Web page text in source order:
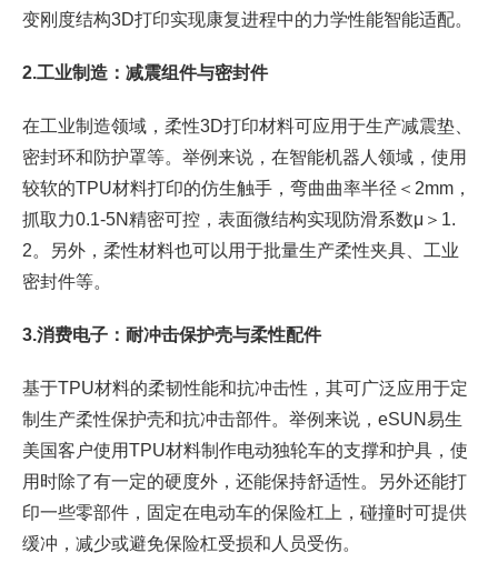
变刚度结构3D打印实现康复进程中的力学性能智能适配。
2.工业制造：减震组件与密封件
在工业制造领域，柔性3D打印材料可应用于生产减震垫、
密封环和防护罩等。举例来说，在智能机器人领域，使用
较软的TPU材料打印的仿生触手，弯曲曲率半径＜2mm，
抓取力0.1-5N精密可控，表面微结构实现防滑系数μ＞1.
2。另外，柔性材料也可以用于批量生产柔性夹具、工业
密封件等。
3.消费电子：耐冲击保护壳与柔性配件
基于TPU材料的柔韧性能和抗冲击性，其可广泛应用于定
制生产柔性保护壳和抗冲击部件。举例来说，eSUN易生
美国客户使用TPU材料制作电动独轮车的支撑和护具，使
用时除了有一定的硬度外，还能保持舒适性。另外还能打
印一些零部件，固定在电动车的保险杠上，碰撞时可提供
缓冲，减少或避免保险杠受损和人员受伤。